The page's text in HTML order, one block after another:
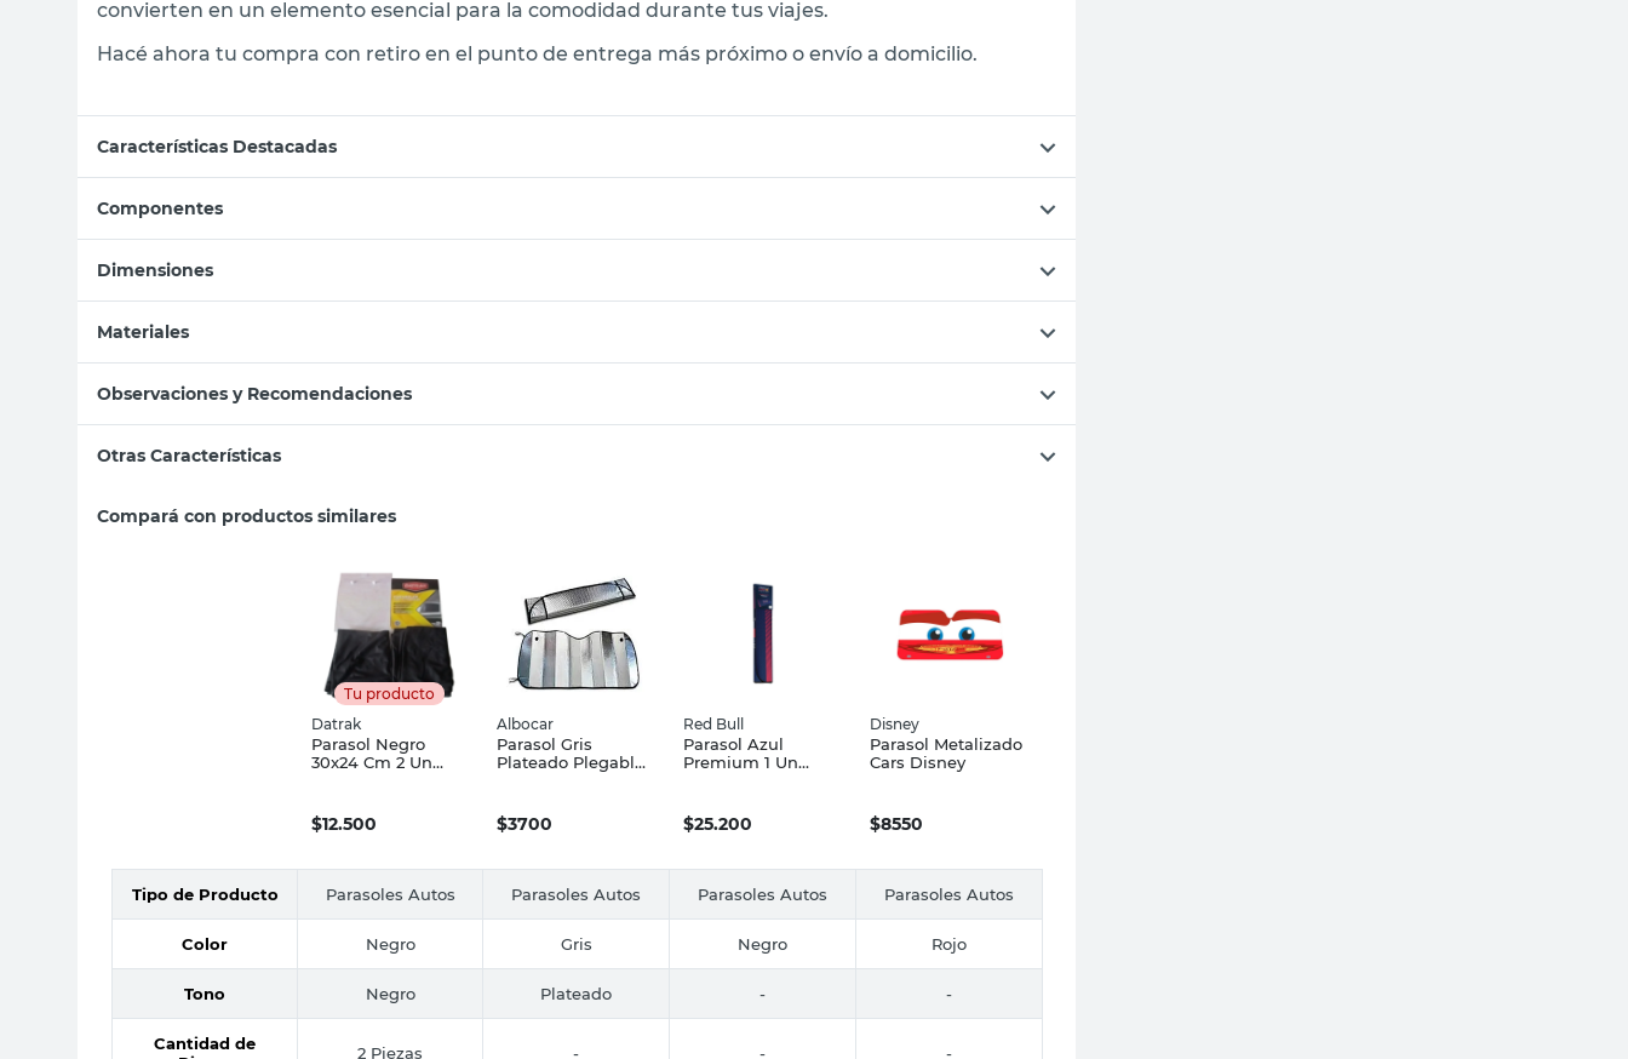
convierten en un elemento esencial para la comodidad durante tus viajes.
Hacé ahora tu compra con retiro en el punto de entrega más próximo o envío a domicilio.
Características Destacadas
Componentes
Dimensiones
Materiales
Observaciones y Recomendaciones
Otras Características
Compará con productos similares
Tu producto
Datrak
Parasol Negro
30x24 Cm 2 Un
$12.500
Albocar
Parasol Gris
Plateado Plegable
$3700
Red Bull
Parasol Azul
Premium 1 Un
$25.200
Disney
Parasol Metalizado
Cars Disney
$8550
Tipo de Producto Parasoles Autos Parasoles Autos Parasoles Autos Parasoles Autos
Color Negro Gris Negro Rojo
Tono Negro Plateado - -
Cantidad de
2 Piezas - - -